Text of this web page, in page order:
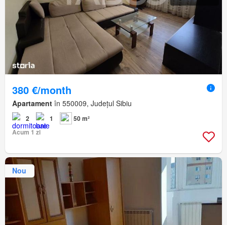
380 €/month
Apartament în 550009, Județul Sibiu
2 1
50 m²
Acum 1 zi
Nou